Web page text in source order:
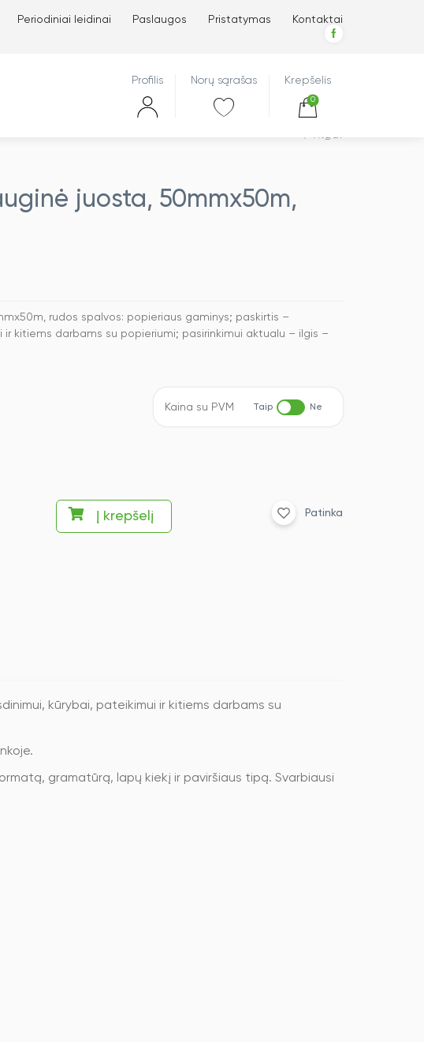
Periodiniai leidinai Paslaugos Pristatymas Kontaktai
Profilis Norų sąrašas Krepšelis
0
Atgal
juosta, 50mmx50m,
rudos spalvos: popieriaus gaminys; paskirtis –
ir kitiems darbams su popieriumi; pasirinkimui aktualu – ilgis –
Kaina su PVM Taip Ne
Į krepšelį Patinka
kūrybai, pateikimui ir kitiems darbams su
gramatūrą, lapų kiekį ir paviršiaus tipą. Svarbiausi